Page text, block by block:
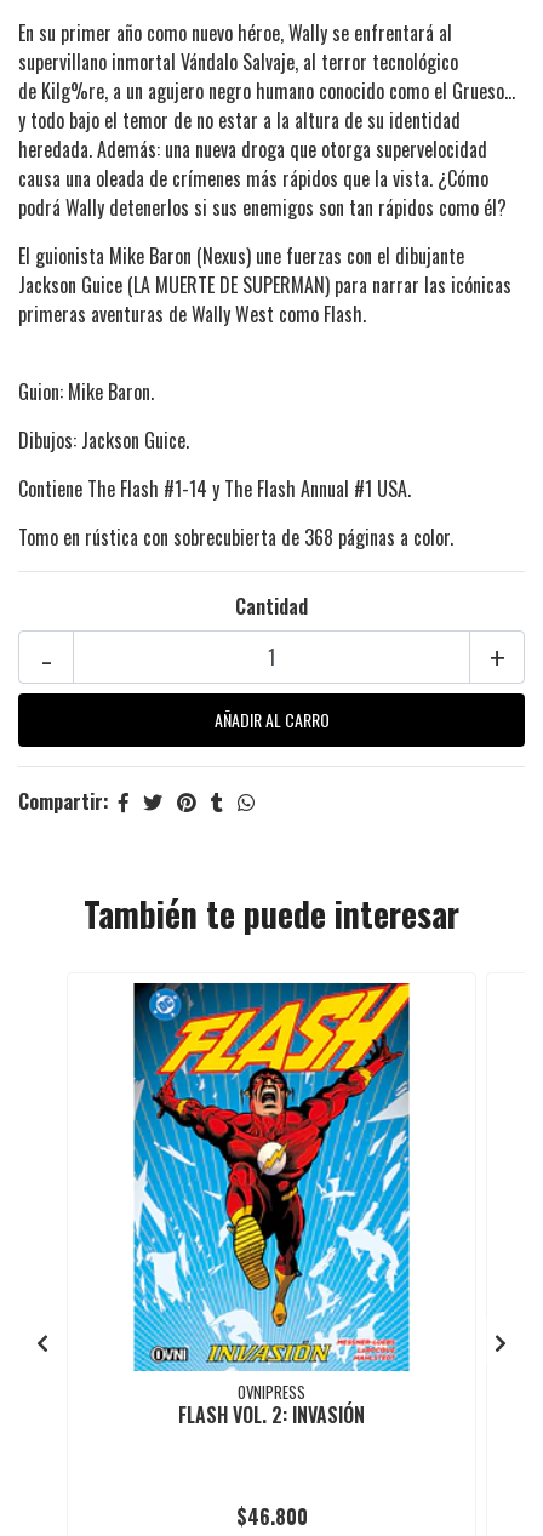
En su primer año como nuevo héroe, Wally se enfrentará al
supervillano inmortal Vándalo Salvaje, al terror tecnológico
de Kilg%re, a un agujero negro humano conocido como el Grueso...
y todo bajo el temor de no estar a la altura de su identidad
heredada. Además: una nueva droga que otorga supervelocidad
causa una oleada de crímenes más rápidos que la vista. ¿Cómo
podrá Wally detenerlos si sus enemigos son tan rápidos como él?
El guionista Mike Baron (Nexus) une fuerzas con el dibujante
Jackson Guice (LA MUERTE DE SUPERMAN) para narrar las icónicas
primeras aventuras de Wally West como Flash.
Guion: Mike Baron.
Dibujos: Jackson Guice.
Contiene The Flash #1-14 y The Flash Annual #1 USA.
Tomo en rústica con sobrecubierta de 368 páginas a color.
Cantidad
+
-
Compartir:
También te puede interesar
OVNIPRESS
FLASH VOL. 2: INVASIÓN
$46.800